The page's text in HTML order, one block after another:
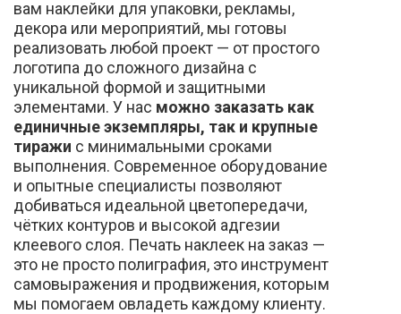
вам наклейки для упаковки, рекламы,
декора или мероприятий, мы готовы
реализовать любой проект — от простого
логотипа до сложного дизайна с
уникальной формой и защитными
элементами. У нас можно заказать как
единичные экземпляры, так и крупные
тиражи с минимальными сроками
выполнения. Современное оборудование
и опытные специалисты позволяют
добиваться идеальной цветопередачи,
чётких контуров и высокой адгезии
клеевого слоя. Печать наклеек на заказ —
это не просто полиграфия, это инструмент
самовыражения и продвижения, которым
мы помогаем овладеть каждому клиенту.